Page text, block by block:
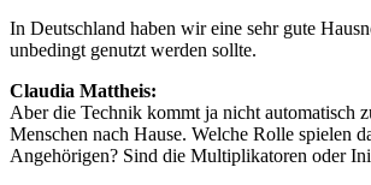
In Deutschland haben wir eine sehr gute
unbedingt genutzt werden sollte.
Claudia Mattheis:
Aber die Technik kommt ja nicht automatisch
Menschen nach Hause. Welche Rolle spielen
Angehörigen? Sind die Multiplikatoren oder